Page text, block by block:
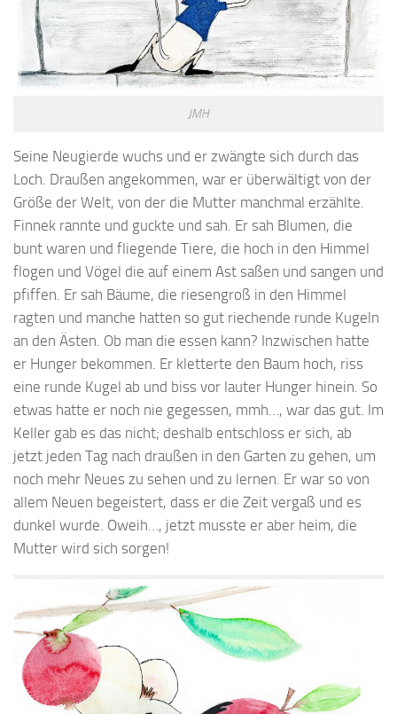
JMH
Seine Neugierde wuchs und er zwängte sich durch das
Loch. Draußen angekommen, war er überwältigt von der
Größe der Welt, von der die Mutter manchmal erzählte.
Finnek rannte und guckte und sah. Er sah Blumen, die
bunt waren und fliegende Tiere, die hoch in den Himmel
flogen und Vögel die auf einem Ast saßen und sangen und
pfiffen. Er sah Bäume, die riesengroß in den Himmel
ragten und manche hatten so gut riechende runde Kugeln
an den Ästen. Ob man die essen kann? Inzwischen hatte
er Hunger bekommen. Er kletterte den Baum hoch, riss
eine runde Kugel ab und biss vor lauter Hunger hinein. So
etwas hatte er noch nie gegessen, mmh…, war das gut. Im
Keller gab es das nicht; deshalb entschloss er sich, ab
jetzt jeden Tag nach draußen in den Garten zu gehen, um
noch mehr Neues zu sehen und zu lernen. Er war so von
allem Neuen begeistert, dass er die Zeit vergaß und es
dunkel wurde. Oweih…, jetzt musste er aber heim, die
Mutter wird sich sorgen!